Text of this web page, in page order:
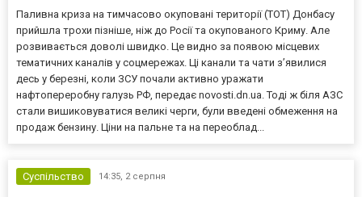
Паливна криза на тимчасово окуповані території (ТОТ) Донбасу
прийшла трохи пізніше, ніж до Росії та окупованого Криму. Але
розвивається доволі швидко. Це видно за появою місцевих
тематичних каналів у соцмережах. Ці канали та чати з’явилися
десь у березні, коли ЗСУ почали активно уражати
нафтопереробну галузь РФ, передає novosti.dn.ua. Тоді ж біля АЗС
стали вишиковуватися великі черги, були введені обмеження на
продаж бензину. Ціни на пальне та на переоблад...
Суспільство 14:35, 2 серпня